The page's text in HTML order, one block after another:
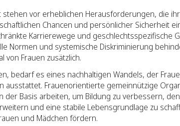
stehen vor erheblichen Herausforderungen, die
Chancen und persönlicher Sicherheit
Karrierewege und geschlechtsspezifische
Normen und systemische Diskriminierung
von Frauen zusätzlich.
bedarf es eines nachhaltigen Wandels, der
ausstattet. Frauenorientierte gemeinnützige
der Basis arbeiten, um Bildung zu verbessern,
und eine stabile Lebensgrundlage zu
und Mädchen fördern.